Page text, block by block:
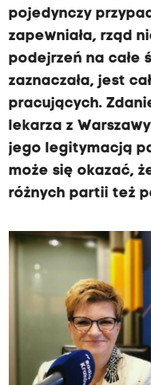
pojedynczy
zapewniała, rząd
podejrzeń na całe
zaznaczała, jest
pracujących.
lekarza z
jego legitymacją
może się okazać,
różnych partii też